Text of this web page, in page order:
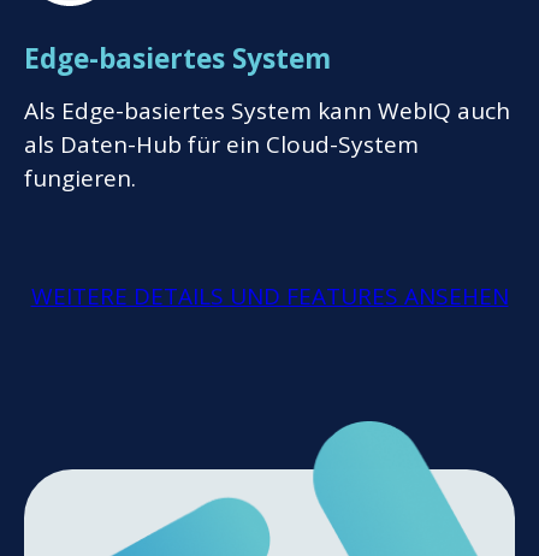
Edge-basiertes System
Als Edge-basiertes System kann WebIQ auch
als Daten-Hub für ein Cloud-System
fungieren.
WEITERE DETAILS UND FEATURES ANSEHEN